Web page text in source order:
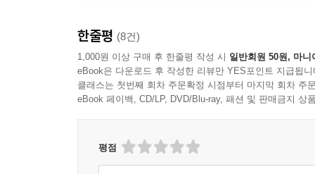
한줄평 (8건)
1,000원 이상 구매 후 한줄평 작성 시 일반회원 50원, 마니
eBook은 다운로드 후 작성한 리뷰만 YES포인트 지급됩니
클래스는 첫번째 회차 주문확정 시점부터 마지막 회차 주
eBook 페이백, CD/LP, DVD/Blu-ray, 패션 및 판매금지 상
평점